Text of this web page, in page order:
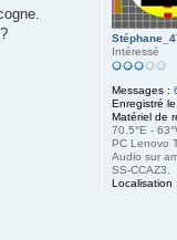
Intéressé
Messages :
Enregistré le
Matériel de
70.5°E -
PC Lenovo
Audio sur
SS-CCAZ3.
Localisation :